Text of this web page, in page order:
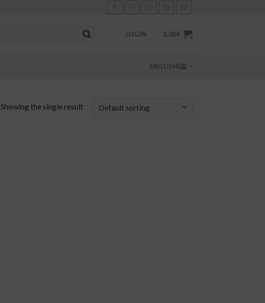
LOGIN 0.00€
ENGLISH
Showing the single result